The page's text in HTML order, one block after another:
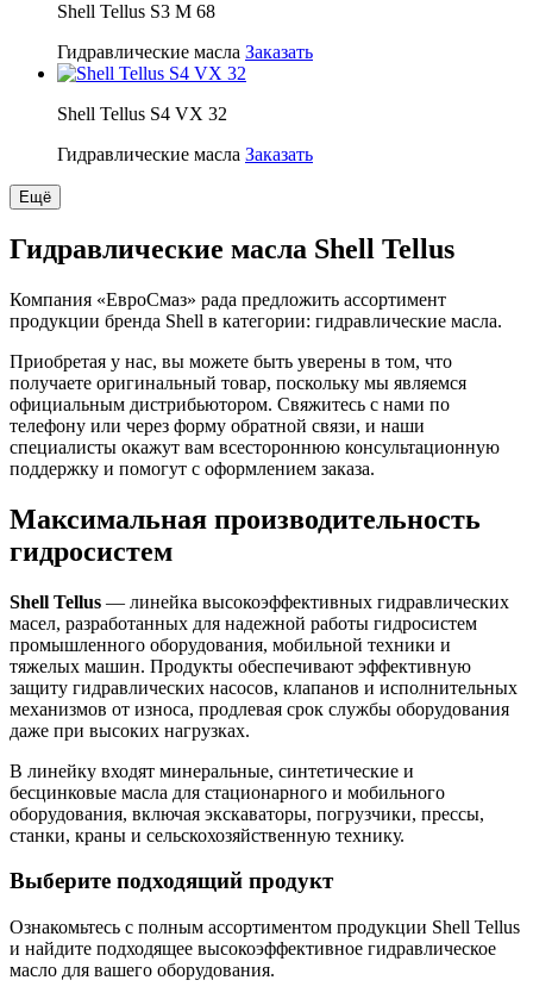
Shell Tellus S3 M 68
Гидравлические масла Заказать
Shell Tellus S4 VX 32
Гидравлические масла Заказать
Ещё
Гидравлические масла Shell Tellus
Компания «ЕвроСмаз» рада предложить ассортимент
продукции бренда Shell в категории: гидравлические масла.
Приобретая у нас, вы можете быть уверены в том, что
получаете оригинальный товар, поскольку мы являемся
официальным дистрибьютором. Свяжитесь с нами по
телефону или через форму обратной связи, и наши
специалисты окажут вам всестороннюю консультационную
поддержку и помогут с оформлением заказа.
Максимальная производительность
гидросистем
Shell Tellus — линейка высокоэффективных гидравлических
масел, разработанных для надежной работы гидросистем
промышленного оборудования, мобильной техники и
тяжелых машин. Продукты обеспечивают эффективную
защиту гидравлических насосов, клапанов и исполнительных
механизмов от износа, продлевая срок службы оборудования
даже при высоких нагрузках.
В линейку входят минеральные, синтетические и
бесцинковые масла для стационарного и мобильного
оборудования, включая экскаваторы, погрузчики, прессы,
станки, краны и сельскохозяйственную технику.
Выберите подходящий продукт
Ознакомьтесь с полным ассортиментом продукции Shell Tellus
и найдите подходящее высокоэффективное гидравлическое
масло для вашего оборудования.